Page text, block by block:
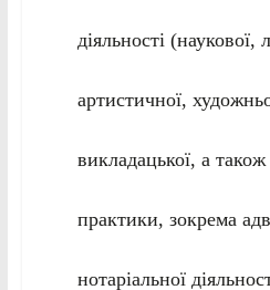
діяльності (наукової,
артистичної,
викладацької, а
практики, зокрема
нотаріальної